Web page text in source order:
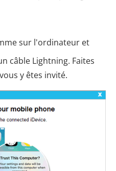
sur l'ordinateur et
câble Lightning. Faites
y êtes invité.